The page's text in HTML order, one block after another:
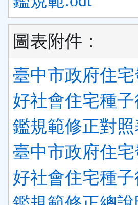
圖表附件：
臺中市政府住
好社會住宅種
鑑規範修正對照
臺中市政府住
好社會住宅種